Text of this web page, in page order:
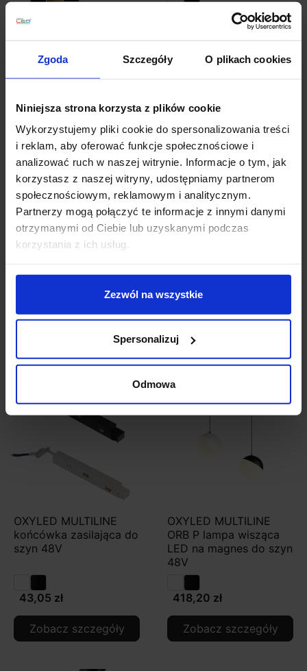
Zgoda Szczegóły O plikach cookies
Niniejsza strona korzysta z plików cookie
Wykorzystujemy pliki cookie do spersonalizowania treści
i reklam, aby oferować funkcje społecznościowe i
analizować ruch w naszej witrynie. Informacje o tym, jak
korzystasz z naszej witryny, udostępniamy partnerom
społecznościowym, reklamowym i analitycznym.
Partnerzy mogą połączyć te informacje z innymi danymi
otrzymanymi od Ciebie lub uzyskanymi podczas
korzystania z ich usług.
Zezwól na wszystkie
Spersonalizuj
Odmowa
319,80 zł
OXYLED MULTILINE
DOTS WALL Washer
OXYLED MULTILINE
528,90 zł
OXYLED MULTILINE
końcówka zasilająca do
szyn 48V
43,05 zł
Zobacz szczegóły
OXYLED MULTILINE
ORB P lampa wisząca
LED na magnes do szyn
48V
418,20 zł
Zobacz szczegóły